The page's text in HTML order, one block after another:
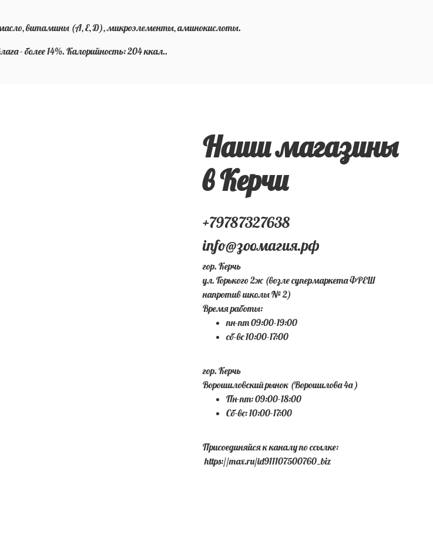
масло, витамины (А, Е, Д), микроэлементы, аминокислоты.
- более 14%. Калорийность: 204 ккал..
Наши магазины
в Керчи
+79787327638
info@зоомагия.рф
гор. Керчь
ул. Горького 2ж (возле супермаркета ФРЕШ
напротив школы № 2)
Время работы:
пн-пт 09:00-19:00
сб-вс 10:00-17:00
гор. Керчь
Ворошиловский рынок (Ворошилова 4а )
Пн-пт: 09:00-18:00
Сб-вс: 10:00-17:00
Присоединяйся к каналу по ссылке:
https://max.ru/id911107500760_biz